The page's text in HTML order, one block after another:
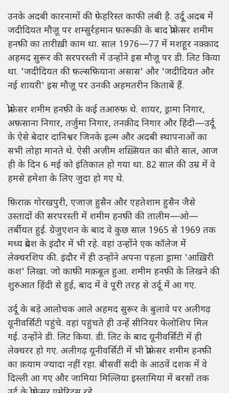
उनके अदबी कारनामों की फ़ेहरिस्त काफी लंबी है. उर्दू् अदब में
जदीदियत मौज़ू पर शम्सुर्रहमान फ़ारूक़ी के बाद प्रोफ़ेसर शमीम
हनफ़ी का तारीख़ी काम था. साल 1976—77 में मशहूर नक़्क़ाद
अहमद सुरूर की सरपरस्ती में उन्होंने इस मौज़ू पर डी. लिट किया
था. 'जदीदियत की फ़ल्सफ़ियाना असास' और 'जदीदियत और
नई शायरी' इस मौज़ू पर उनकी अहमतरीन किताबें हैं.
प्रोफ़ेसर शमीम हनफ़ी के कई तआरुफ़ थे. शायर, ड्रामा निगार,
अफ़साना निगार, तर्जुमा निगार, तनक़ीद निगार और हिंदी—उर्दू
के ऐसे बेदार दानिश्वर जिनके इल्म और अदबी स्थापनाओं का
सभी लोहा मानते थे. ऐसी अज़ीम शख़्सियत का बीते साल, आज
ही के दिन 6 मई को इंतिकाल हो गया था. 82 साल की उम्र में वे
हमसे हमेशा के लिए जुदा हो गए थे.
फ़िराक़ गोरखपुरी, एजाज़ हुसैन और एहतेशाम हुसैन जैसे
उस्तादों की सरपरस्ती में शमीम हनफ़ी की तालीम—ओ—
तर्बीयत हुई. ग्रेजुएशन के बाद वे कुछ साल 1965 से 1969 तक
मध्य प्रदेश के इंदौर में भी रहे. वहां उन्होंने एक कॉलेज में
लेक्चरशिप की. इंदौर में ही उन्होंने अपना पहला ड्रामा 'आख़िरी
कश' लिखा. जो काफ़ी मक़बूल हुआ. शमीम हनफ़ी के लिखने की
शुरुआत हिंदी से हुई, बाद में वे पूरी तरह से उर्दू में आ गए.
उर्दू के बड़े आलोचक आले अहमद सुरूर के बुलावे पर अलीगढ़
यूनीवर्सिटी पहुंचे. वहां पहुंचते ही उन्हें सीनियर फेलोशिप मिल
गई. उन्होंने डी. लिट किया. डी. लिट के बाद यूनीवर्सिटी में ही
लेक्चरर हो गए. अलीगढ़ यूनीवर्सिटी में भी प्रोफ़ेसर शमीम हनफ़ी
का क़याम ज्यादा नहीं रहा. बीसवीं सदी के आठवें दशक में वे
दिल्ली आ गए और जामिया मिल्लिया इस्लामिया में बरसों तक